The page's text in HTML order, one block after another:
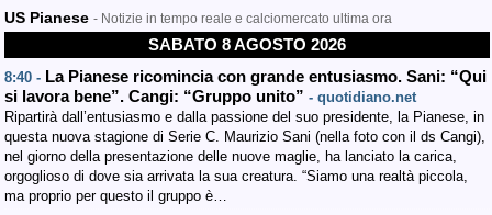
US Pianese - Notizie in tempo reale e calciomercato ultima ora
SABATO 8 AGOSTO 2026
8:40 - La Pianese ricomincia con grande entusiasmo. Sani: “Qui
si lavora bene”. Cangi: “Gruppo unito” - quotidiano.net
Ripartirà dall’entusiasmo e dalla passione del suo presidente, la Pianese, in
questa nuova stagione di Serie C. Maurizio Sani (nella foto con il ds Cangi),
nel giorno della presentazione delle nuove maglie, ha lanciato la carica,
orgoglioso di dove sia arrivata la sua creatura. “Siamo una realtà piccola,
ma proprio per questo il gruppo è…